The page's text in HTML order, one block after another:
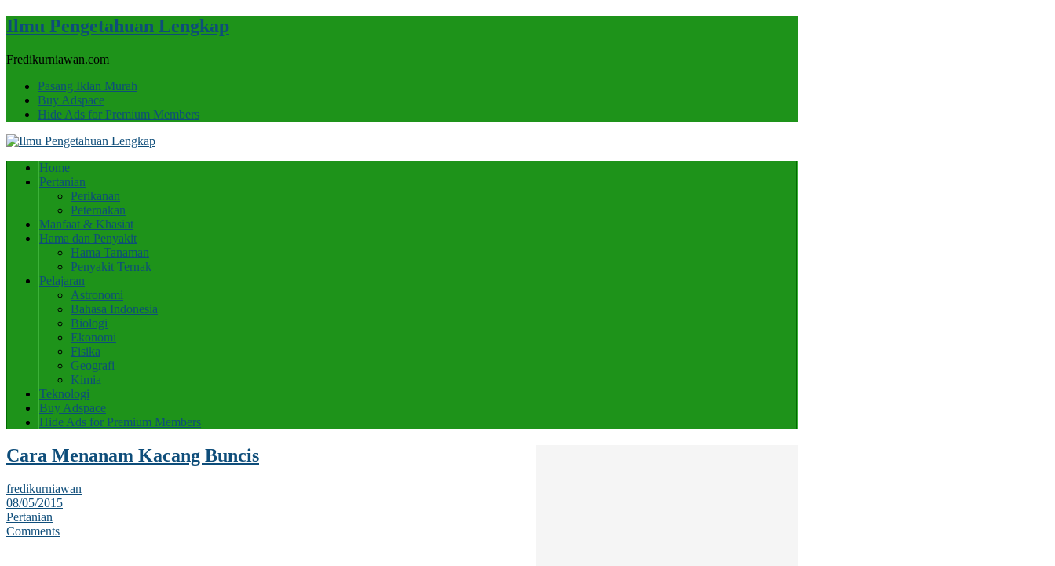
Ilmu Pengetahuan Lengkap
Fredikurniawan.com
Pasang Iklan Murah
Buy Adspace
Hide Ads for Premium Members
Home
Pertanian
Perikanan
Peternakan
Manfaat & Khasiat
Hama dan Penyakit
Hama Tanaman
Penyakit Ternak
Pelajaran
Astronomi
Bahasa Indonesia
Biologi
Ekonomi
Fisika
Geografi
Kimia
Teknologi
Buy Adspace
Hide Ads for Premium Members
Cara Menanam Kacang Buncis
fredikurniawan
08/05/2015
Pertanian
Comments